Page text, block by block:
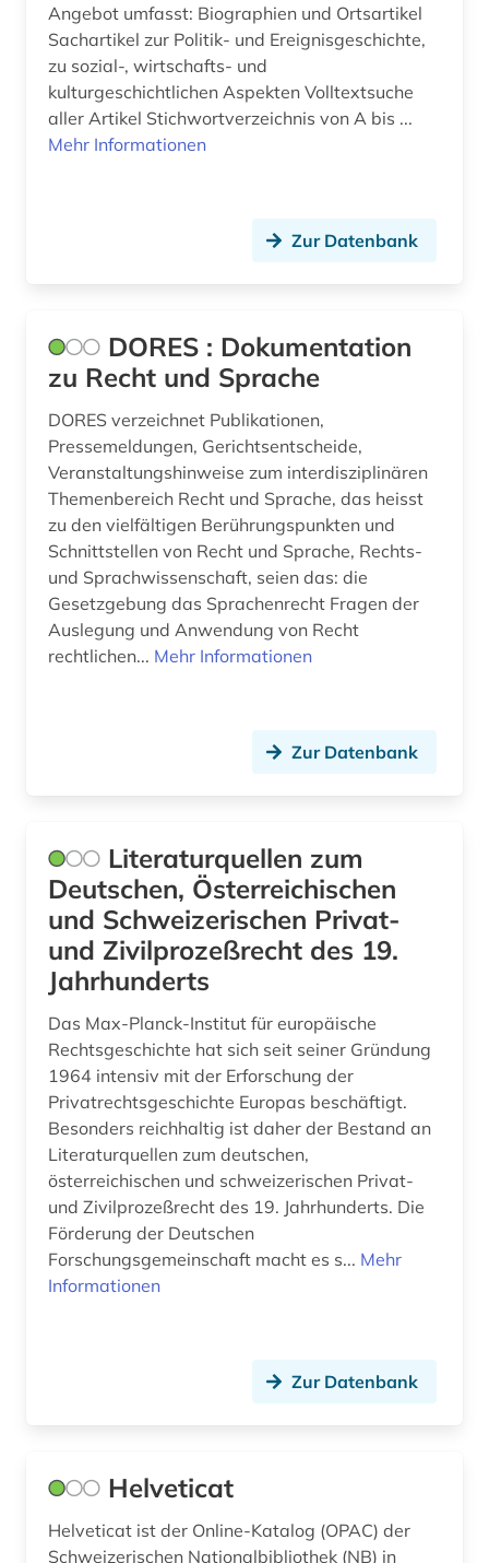
emblematik (1)
energie (1)
energiemarkt (1)
entscheide (1)
entscheidungssammlung (7)
ernährungswissenschaft (1)
erschließung (1)
export (1)
fachdidaktik (1)
fachgeschichte (1)
fachhochschule (1)
feuilleton (1)
film (3)
filmarchiv (2)
filme (1)
firma (6)
firmeninformation (2)
fische (1)
forschung (1)
forschungsprojekt (1)
fotoarchiv (1)
französisch (2)
französisches sprachgebiet (1)
Schweden (1)
Slowakei (3)
Slowenien (2)
Spanien (2)
Tschechische Republik (3)
Ungarn (2)
Angebot umfasst: Biographien und Ortsartikel
Sachartikel zur Politik- und Ereignisgeschichte,
zu sozial-, wirtschafts- und
kulturgeschichtlichen Aspekten Volltextsuche
aller Artikel Stichwortverzeichnis von A bis ...
Mehr Informationen
Zur Datenbank
DORES : Dokumentation
zu Recht und Sprache
DORES verzeichnet Publikationen,
Pressemeldungen, Gerichtsentscheide,
Veranstaltungshinweise zum interdisziplinären
Themenbereich Recht und Sprache, das heisst
zu den vielfältigen Berührungspunkten und
Schnittstellen von Recht und Sprache, Rechts-
und Sprachwissenschaft, seien das: die
Gesetzgebung das Sprachenrecht Fragen der
Auslegung und Anwendung von Recht
rechtlichen... Mehr Informationen
Zur Datenbank
Literaturquellen zum
Deutschen, Österreichischen
und Schweizerischen Privat-
und Zivilprozeßrecht des 19.
Jahrhunderts
Das Max-Planck-Institut für europäische
Rechtsgeschichte hat sich seit seiner Gründung
1964 intensiv mit der Erforschung der
Privatrechtsgeschichte Europas beschäftigt.
Besonders reichhaltig ist daher der Bestand an
Literaturquellen zum deutschen,
österreichischen und schweizerischen Privat-
und Zivilprozeßrecht des 19. Jahrhunderts. Die
Förderung der Deutschen
Forschungsgemeinschaft macht es s... Mehr
Informationen
Zur Datenbank
Helveticat
Helveticat ist der Online-Katalog (OPAC) der
Schweizerischen Nationalbibliothek (NB) in